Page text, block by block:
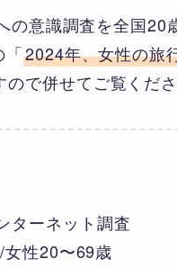
の意識調査を全国20
「2024年、女性の旅
ので併せてご覧くだ
ーネット調査
性20〜69歳